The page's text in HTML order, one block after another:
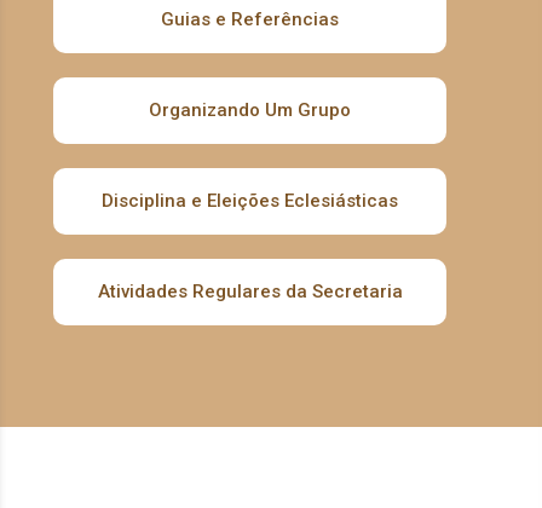
Guias e Referências
Organizando Um Grupo
Disciplina e Eleições Eclesiásticas
Atividades Regulares da Secretaria